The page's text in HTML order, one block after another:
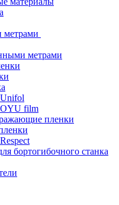
метрами
метрами
film
пленки
бортогибочного станка